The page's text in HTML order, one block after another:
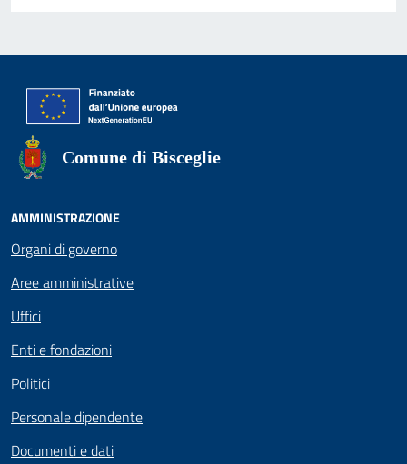
Comune di Bisceglie
AMMINISTRAZIONE
Organi di governo
Aree amministrative
Uffici
Enti e fondazioni
Politici
Personale dipendente
Documenti e dati